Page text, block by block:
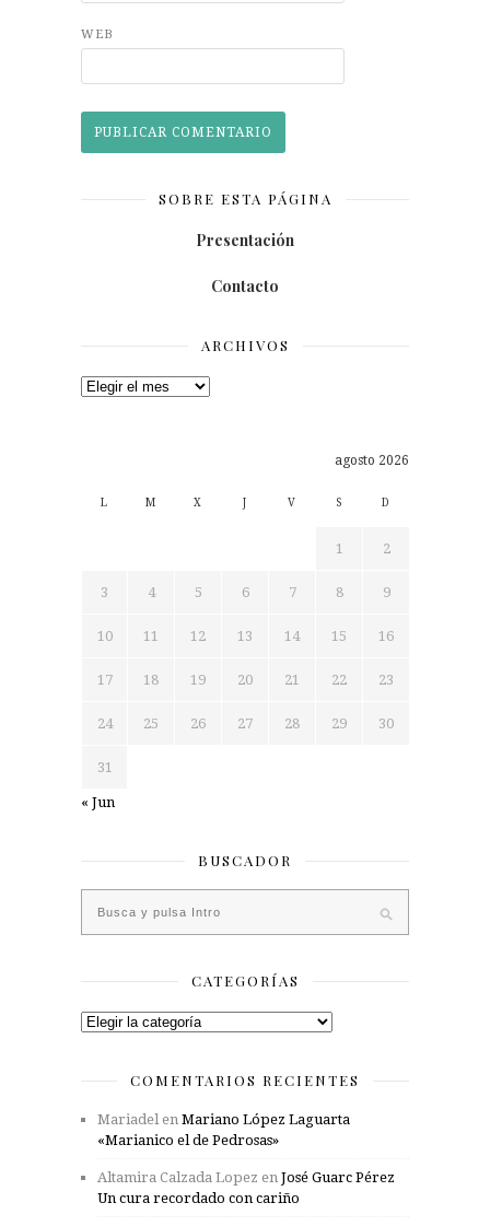
WEB
SOBRE ESTA PÁGINA
Presentación
Contacto
ARCHIVOS
Archivos
agosto 2026
L M X J V S D
1 2
3 4 5 6 7 8 9
10 11 12 13 14 15 16
17 18 19 20 21 22 23
24 25 26 27 28 29 30
31
« Jun
BUSCADOR
CATEGORÍAS
Categorías
COMENTARIOS RECIENTES
Mariadelen Mariano López Laguarta
«Marianico el de Pedrosas»
Altamira Calzada Lopez en José Guarc Pérez
Un cura recordado con cariño